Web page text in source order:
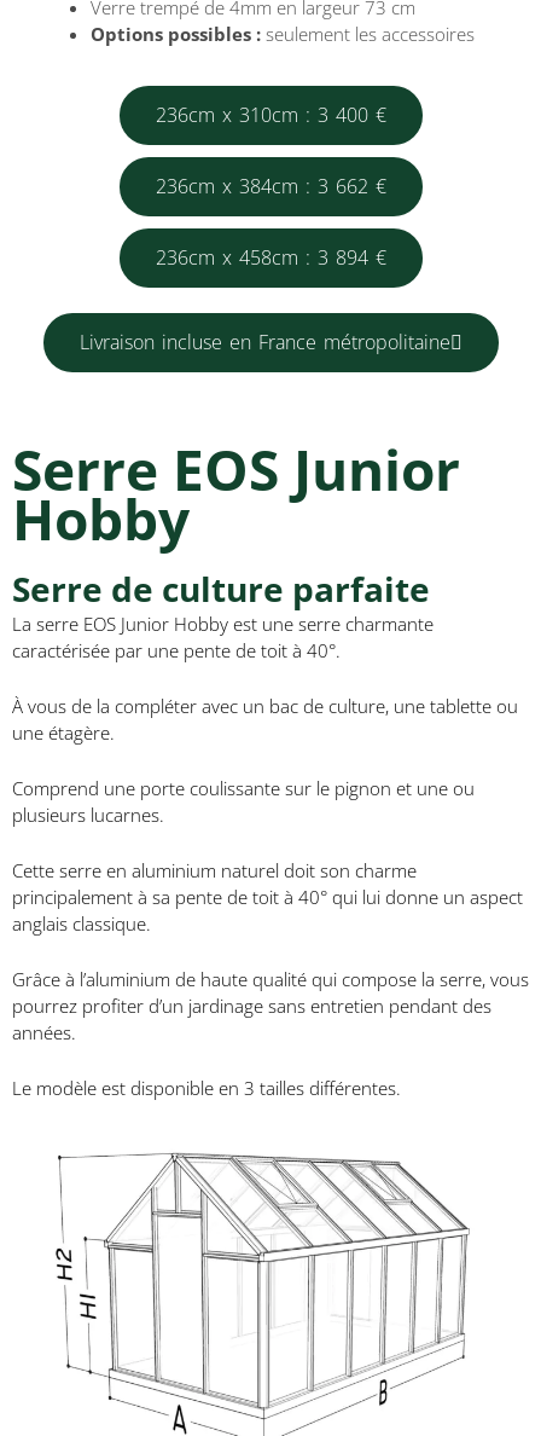
Verre trempé de 4mm en largeur 73 cm
Options possibles : seulement les accessoires
236cm x 310cm : 3 400 €
236cm x 384cm : 3 662 €
236cm x 458cm : 3 894 €
Livraison incluse en France métropolitaine
Serre EOS Junior
Hobby
Serre de culture parfaite
La serre EOS Junior Hobby est une serre charmante
caractérisée par une pente de toit à 40°.
À vous de la compléter avec un bac de culture, une tablette ou
une étagère.
Comprend une porte coulissante sur le pignon et une ou
plusieurs lucarnes.
Cette serre en aluminium naturel doit son charme
principalement à sa pente de toit à 40° qui lui donne un aspect
anglais classique.
Grâce à l’aluminium de haute qualité qui compose la serre, vous
pourrez profiter d’un jardinage sans entretien pendant des
années.
Le modèle est disponible en 3 tailles différentes.